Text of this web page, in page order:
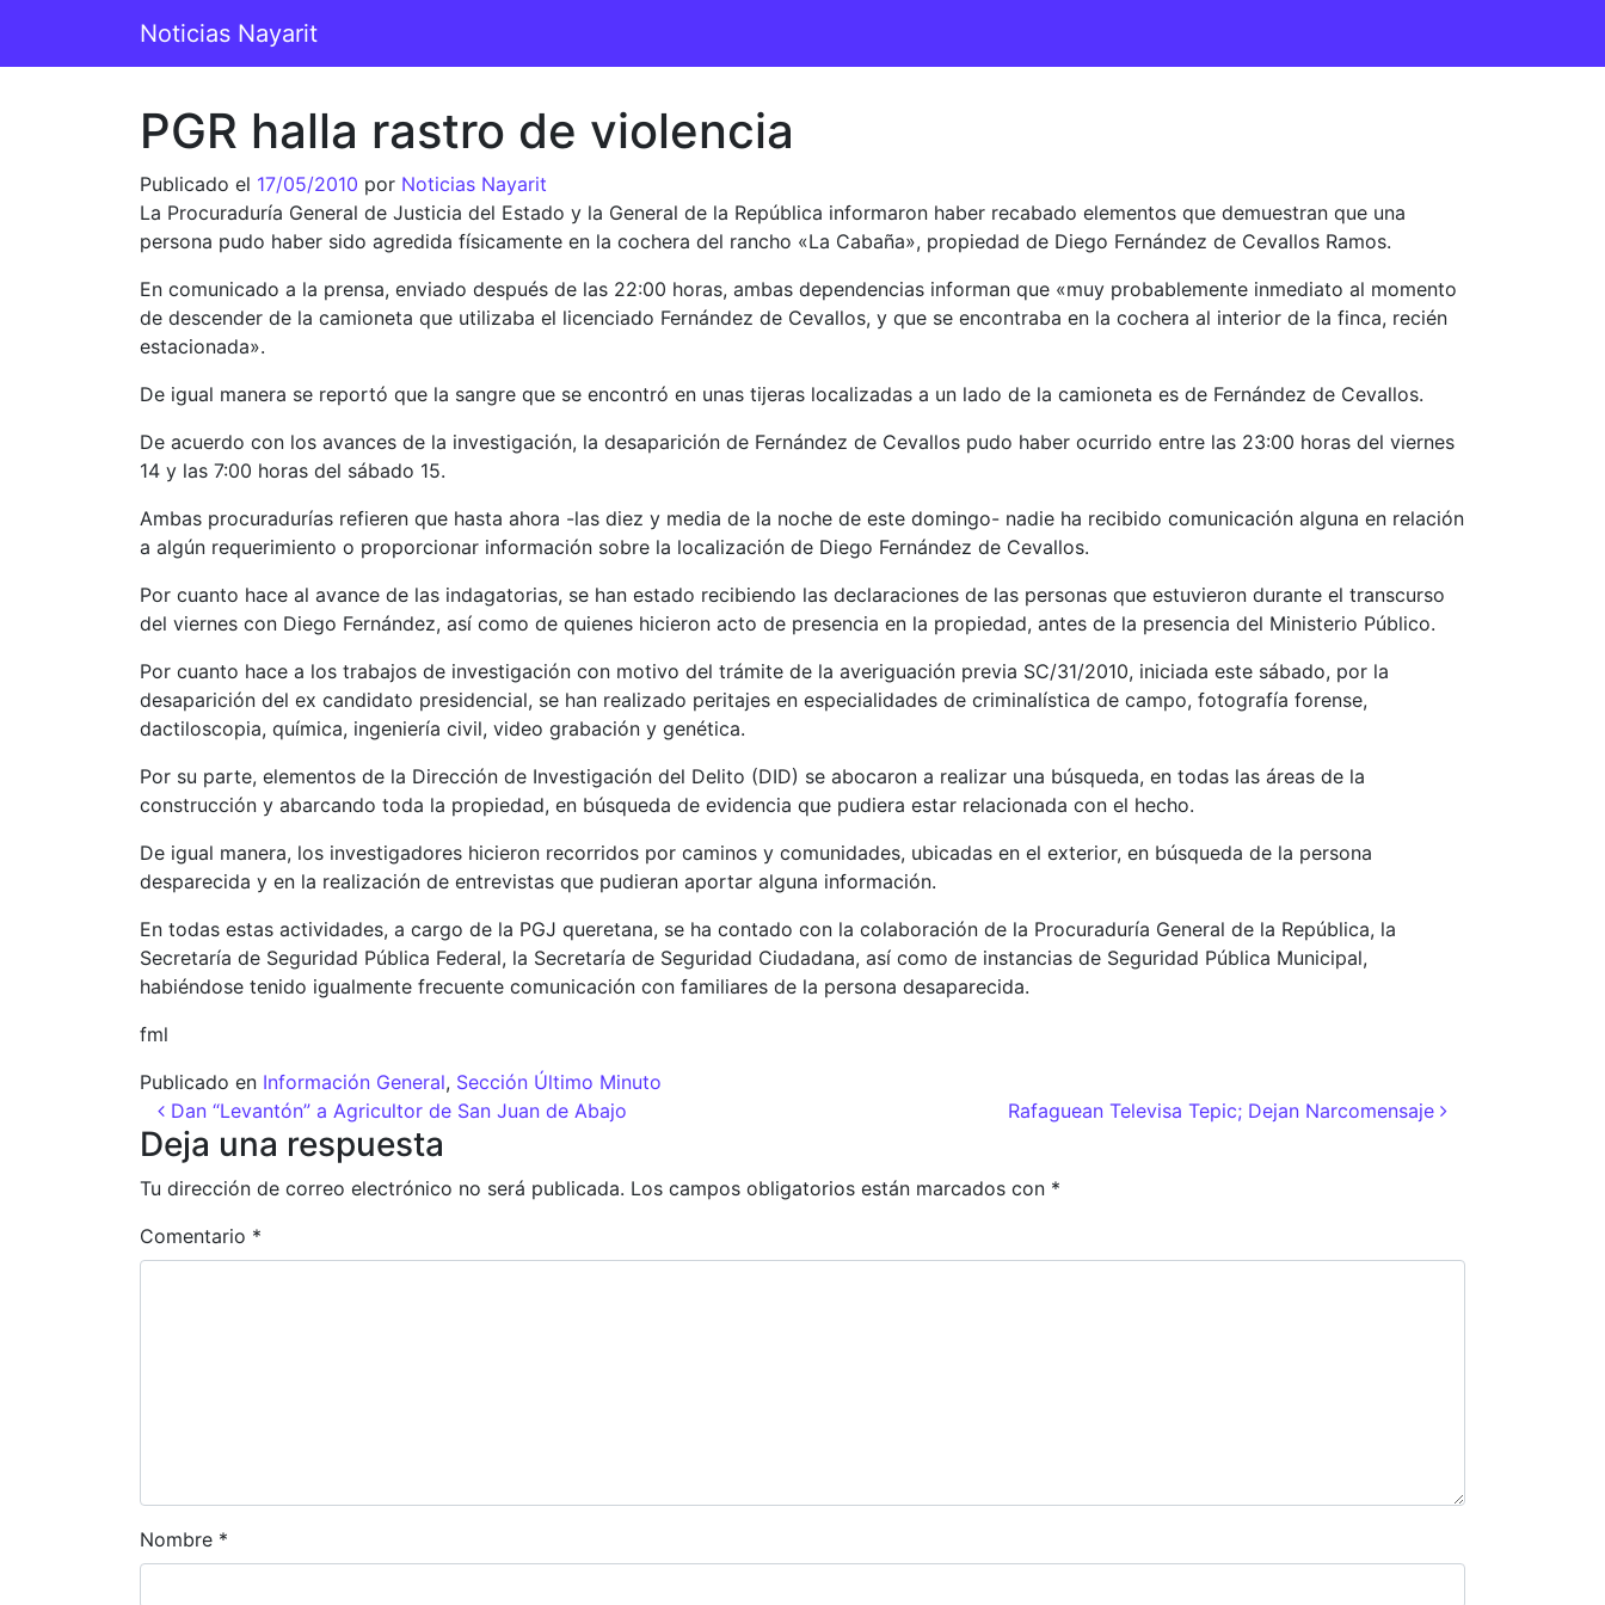
Navegación principal
Noticias Nayarit
PGR halla rastro de violencia
Publicado el 17/05/2010 por Noticias Nayarit
La Procuraduría General de Justicia del Estado y la General de la República informaron haber recabado elementos que demuestran que una
persona pudo haber sido agredida físicamente en la cochera del rancho «La Cabaña», propiedad de Diego Fernández de Cevallos Ramos.
En comunicado a la prensa, enviado después de las 22:00 horas, ambas dependencias informan que «muy probablemente inmediato al momento
de descender de la camioneta que utilizaba el licenciado Fernández de Cevallos, y que se encontraba en la cochera al interior de la finca, recién
estacionada».
De igual manera se reportó que la sangre que se encontró en unas tijeras localizadas a un lado de la camioneta es de Fernández de Cevallos.
De acuerdo con los avances de la investigación, la desaparición de Fernández de Cevallos pudo haber ocurrido entre las 23:00 horas del viernes
14 y las 7:00 horas del sábado 15.
Ambas procuradurías refieren que hasta ahora -las diez y media de la noche de este domingo- nadie ha recibido comunicación alguna en relación
a algún requerimiento o proporcionar información sobre la localización de Diego Fernández de Cevallos.
Por cuanto hace al avance de las indagatorias, se han estado recibiendo las declaraciones de las personas que estuvieron durante el transcurso
del viernes con Diego Fernández, así como de quienes hicieron acto de presencia en la propiedad, antes de la presencia del Ministerio Público.
Por cuanto hace a los trabajos de investigación con motivo del trámite de la averiguación previa SC/31/2010, iniciada este sábado, por la
desaparición del ex candidato presidencial, se han realizado peritajes en especialidades de criminalística de campo, fotografía forense,
dactiloscopia, química, ingeniería civil, video grabación y genética.
Por su parte, elementos de la Dirección de Investigación del Delito (DID) se abocaron a realizar una búsqueda, en todas las áreas de la
construcción y abarcando toda la propiedad, en búsqueda de evidencia que pudiera estar relacionada con el hecho.
De igual manera, los investigadores hicieron recorridos por caminos y comunidades, ubicadas en el exterior, en búsqueda de la persona
desparecida y en la realización de entrevistas que pudieran aportar alguna información.
En todas estas actividades, a cargo de la PGJ queretana, se ha contado con la colaboración de la Procuraduría General de la República, la
Secretaría de Seguridad Pública Federal, la Secretaría de Seguridad Ciudadana, así como de instancias de Seguridad Pública Municipal,
habiéndose tenido igualmente frecuente comunicación con familiares de la persona desaparecida.
fml
Publicado en Información General, Sección Último Minuto
Navegación de entradas
Dan “Levantón” a Agricultor de San Juan de Abajo Rafaguean Televisa Tepic; Dejan Narcomensaje
Deja una respuesta
Tu dirección de correo electrónico no será publicada. Los campos obligatorios están marcados con *
Comentario *
Nombre *